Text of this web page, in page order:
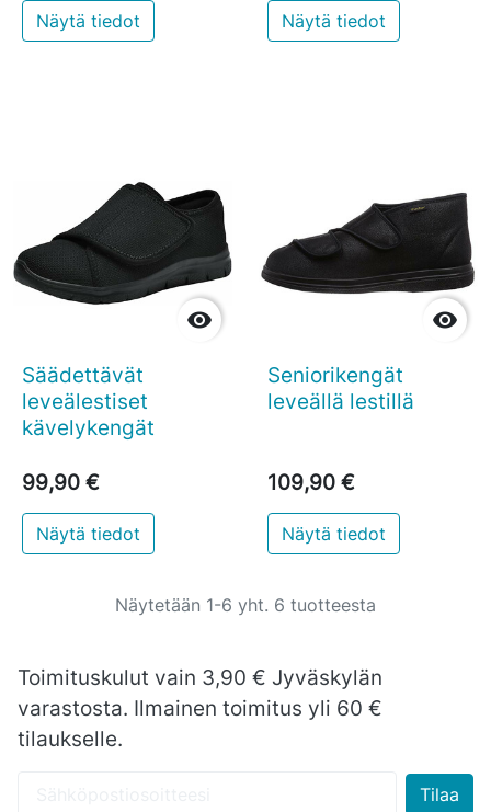
Näytä tiedot Näytä tiedot

Säädettävät
leveälestiset
kävelykengät
99,90 €
Näytä tiedot

Seniorikengät
leveällä lestillä
109,90 €
Näytä tiedot
Näytetään 1-6 yht. 6 tuotteesta
Toimituskulut vain 3,90 € Jyväskylän
varastosta. Ilmainen toimitus yli 60 €
tilaukselle.